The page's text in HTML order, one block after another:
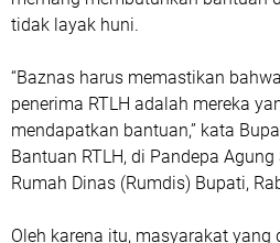
tidak layak huni.
“Baznas harus memastikan
penerima RTLH adalah mereka
mendapatkan bantuan,” kata
Bantuan RTLH, di Pandepa
Rumah Dinas (Rumdis) Bupati,
Oleh karena itu, masyarakat yang